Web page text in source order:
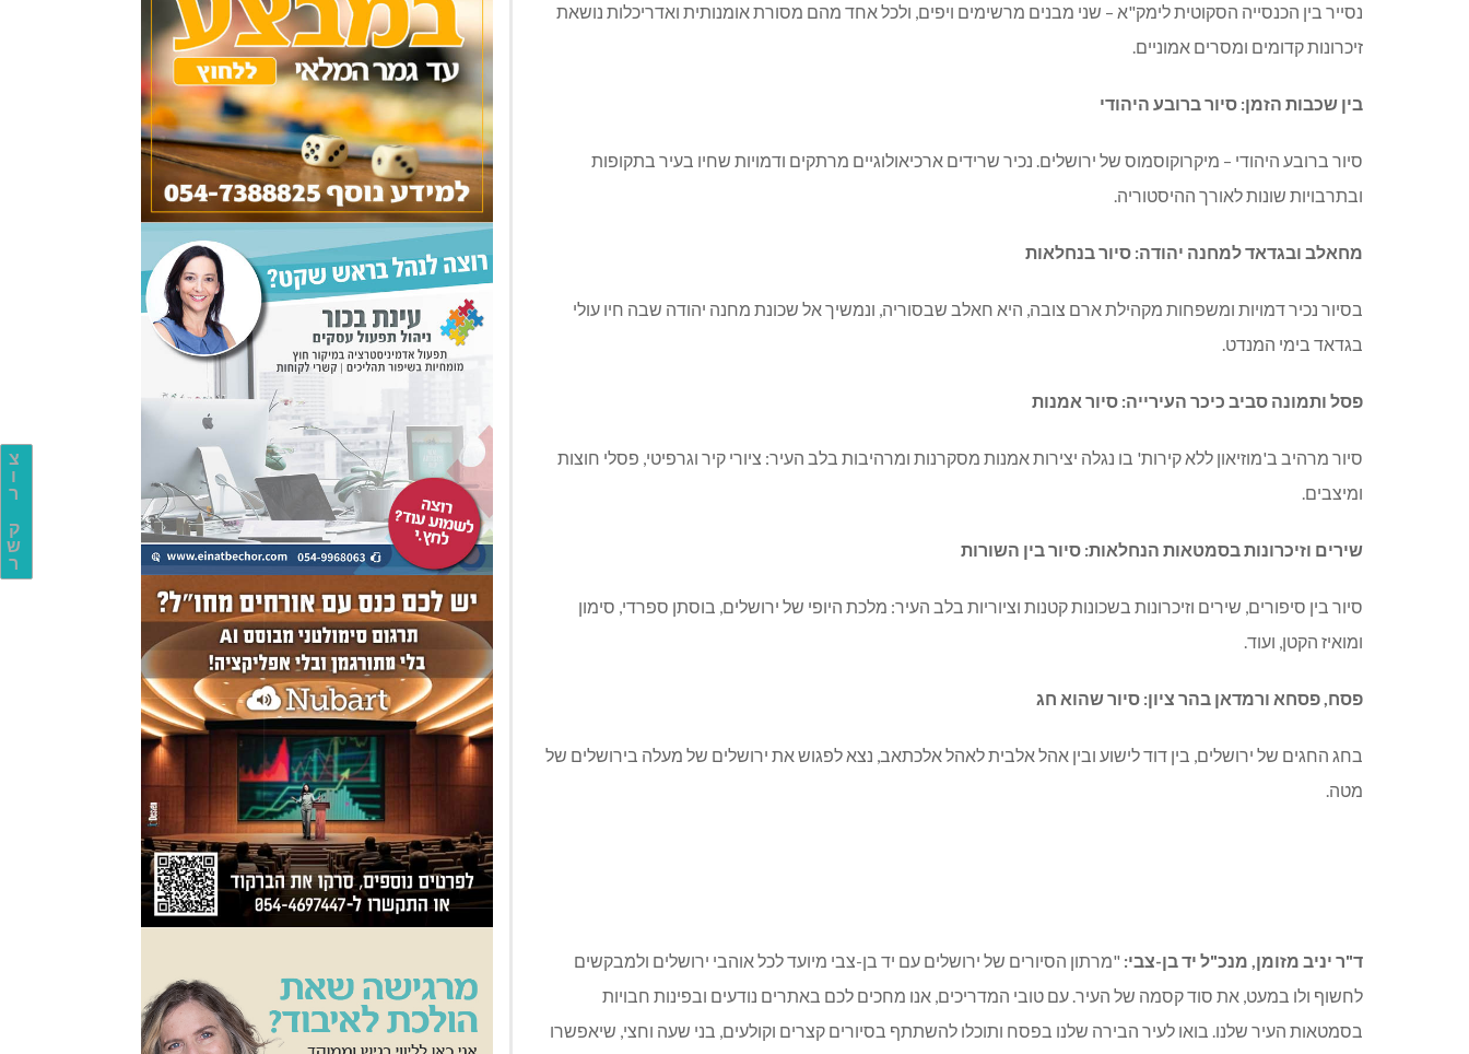
צ
ו
ר
ק
ש
ר
נסייר בין הכנסייה הסקוטית לימק"א – שני מבנים מרשימים ויפים, ולכל אחד מהם מסורת אומנותית ואדריכלות נושאת
זיכרונות קדומים ומסרים אמוניים.
בין שכבות הזמן: סיור ברובע היהודי
סיור ברובע היהודי – מיקרוקוסמוס של ירושלים. נכיר שרידים ארכיאולוגיים מרתקים ודמויות שחיו בעיר בתקופות
ובתרבויות שונות לאורך ההיסטוריה.
מחאלב ובגדאד למחנה יהודה: סיור בנחלאות
בסיור נכיר דמויות ומשפחות מקהילת ארם צובה, היא חאלב שבסוריה, ונמשיך אל שכונת מחנה יהודה שבה חיו עולי
בגדאד בימי המנדט.
פסל ותמונה סביב כיכר העירייה: סיור אמנות
סיור מרהיב ב'מוזיאון ללא קירות' בו נגלה יצירות אמנות מסקרנות ומרהיבות בלב העיר: ציורי קיר וגרפיטי, פסלי חוצות
ומיצבים.
שירים וזיכרונות בסמטאות הנחלאות: סיור בין השורות
סיור בין סיפורים, שירים וזיכרונות בשכונות קטנות וציוריות בלב העיר: מלכת היופי של ירושלים, בוסתן ספרדי, סימון
ומואיז הקטן, ועוד.
פסח, פסחא ורמדאן בהר ציון: סיור שהוא חג
בחג החגים של ירושלים, בין דוד לישוע ובין אהל אלבית לאהל אלכתאב, נצא לפגוש את ירושלים של מעלה בירושלים של
מטה.
ד"ר יניב מזומן, מנכ"ל יד בן-צבי: "מרתון הסיורים של ירושלים עם יד בן-צבי מיועד לכל אוהבי ירושלים ולמבקשים
לחשוף ולו במעט, את סוד קסמה של העיר. עם טובי המדריכים, אנו מחכים לכם באתרים נודעים ובפינות חבויות
בסמטאות העיר שלנו. בואו לעיר הבירה שלנו בפסח ותוכלו להשתתף בסיורים קצרים וקולעים, בני שעה וחצי, שיאפשרו